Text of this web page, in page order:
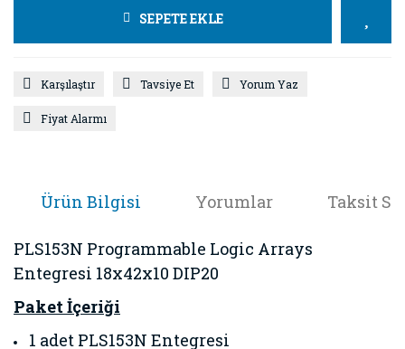
SEPETE EKLE
Karşılaştır Tavsiye Et Yorum Yaz
Fiyat Alarmı
Ürün Bilgisi Yorumlar Taksit
PLS153N Programmable Logic Arrays
Entegresi 18x42x10 DIP20
Paket İçeriği
1 adet PLS153N Entegresi